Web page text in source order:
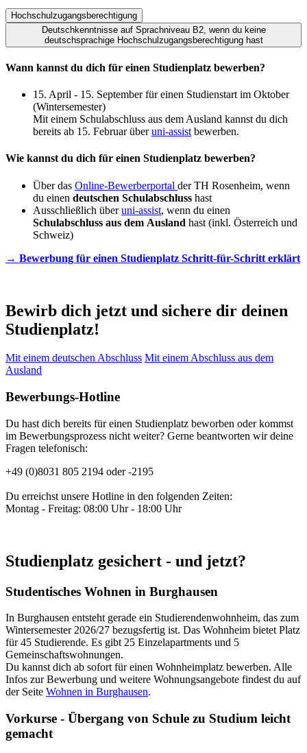
Hochschulzugangsberechtigung
Deutschkenntnisse auf Sprachniveau B2, wenn du keine
deutschsprachige Hochschulzugangsberechtigung hast
Wann kannst du dich für einen Studienplatz bewerben?
15. April - 15. September für einen Studienstart im Oktober
(Wintersemester)
Mit einem Schulabschluss aus dem Ausland kannst du dich
bereits ab 15. Februar überuni-assist bewerben.
Wie kannst du dich für einen Studienplatz bewerben?
Über das Online-Bewerberportal der TH Rosenheim, wenn
du einen deutschen Schulabschluss hast
Ausschließlich überuni-assist, wenn du einen
Schulabschluss aus dem Ausland hast (inkl. Österreich und
Schweiz)
→ Bewerbung für einen Studienplatz Schritt-für-Schritt erklärt
Bewirb dich jetzt und sichere dir deinen
Studienplatz!
Mit einem deutschen Abschluss Mit einem Abschluss aus dem
Ausland
Bewerbungs-Hotline
Du hast dich bereits für einen Studienplatz beworben oder kommst
im Bewerbungsprozess nicht weiter? Gerne beantworten wir deine
Fragen telefonisch:
+49 (0)8031 805 2194 oder -2195
Du erreichst unsere Hotline in den folgenden Zeiten:
Montag - Freitag: 08:00 Uhr - 18:00 Uhr
Studienplatz gesichert - und jetzt?
Studentisches Wohnen in Burghausen
In Burghausen entsteht gerade ein Studierendenwohnheim, das zum
Wintersemester 2026/27 bezugsfertig ist. Das Wohnheim bietet Platz
für 45 Studierende. Es gibt 25 Einzelapartments und 5
Gemeinschaftswohnungen.
Du kannst dich ab sofort für einen Wohnheimplatz bewerben. Alle
Infos zur Bewerbung und weitere Wohnungsangebote findest du auf
der Seite Wohnen in Burghausen.
Vorkurse - Übergang von Schule zu Studium leicht
gemacht